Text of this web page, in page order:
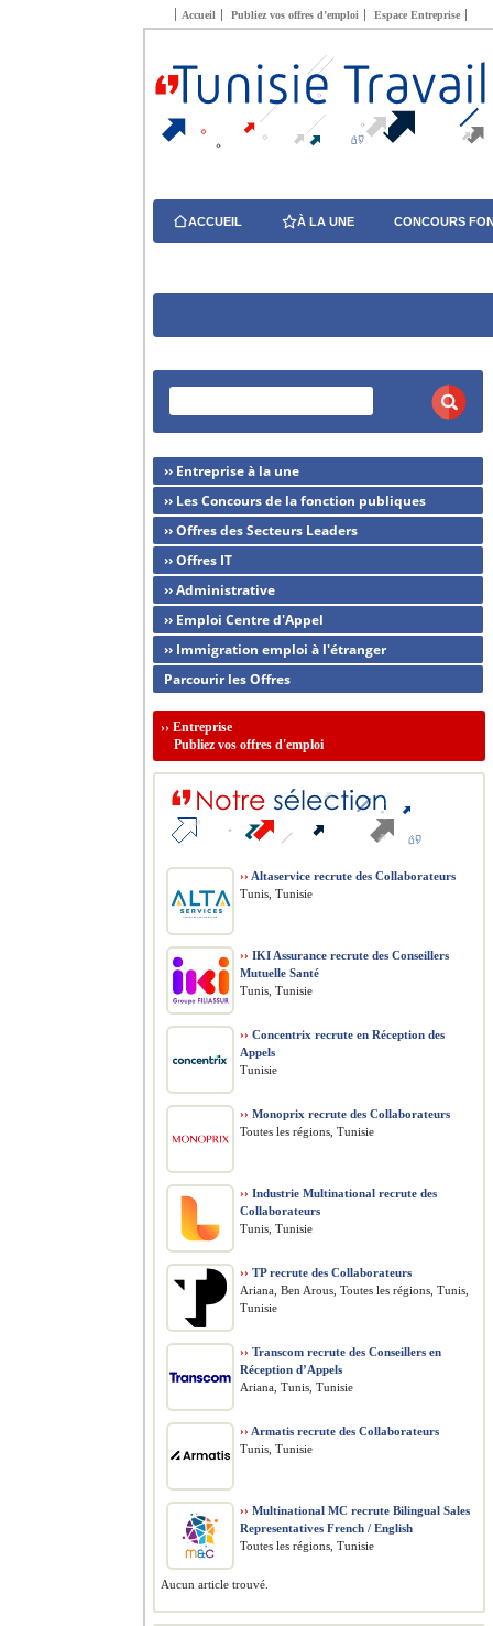
Accueil Publiez vos offres d’emploi Espace Entreprise
ACCUEIL À LA UNE CONCOURS
›› Entreprise à la une
›› Les Concours de la fonction publiques
›› Offres des Secteurs Leaders
›› Offres IT
›› Administrative
›› Emploi Centre d'Appel
›› Immigration emploi à l'étranger
Parcourir les Offres
›› Entreprise
Publiez vos offres d'emploi
›› Altaservice recrute des Collaborateurs
Tunis, Tunisie
›› IKI Assurance recrute des Conseillers
Mutuelle Santé
Tunis, Tunisie
›› Concentrix recrute en Réception des
Appels
Tunisie
›› Monoprix recrute des Collaborateurs
Toutes les régions, Tunisie
›› Industrie Multinational recrute des
Collaborateurs
Tunis, Tunisie
›› TP recrute des Collaborateurs
Ariana, Ben Arous, Toutes les régions, Tunis,
Tunisie
›› Transcom recrute des Conseillers en
Réception d’Appels
Ariana, Tunis, Tunisie
›› Armatis recrute des Collaborateurs
Tunis, Tunisie
›› Multinational MC recrute Bilingual Sales
Representatives French / English
Toutes les régions, Tunisie
Aucun article trouvé.